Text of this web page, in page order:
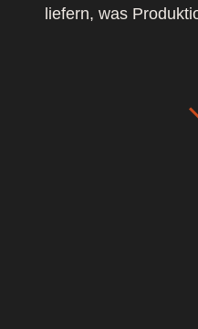
liefern, was